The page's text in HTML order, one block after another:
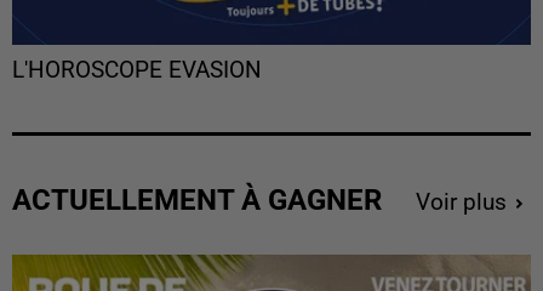
L'HOROSCOPE EVASION
ACTUELLEMENT À GAGNER Voir plus